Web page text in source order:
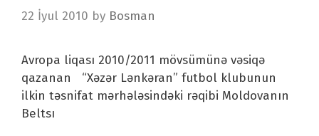
22 İyul 2010 by Bosman
Avropa liqası 2010/2011 mövsümünə vəsiqə
qazanan “Xəzər Lənkəran” futbol klubunun
ilkin təsnifat mərhələsindəki rəqibi Moldovanın
Beltsı